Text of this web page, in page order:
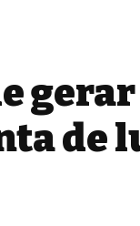
gerar
de